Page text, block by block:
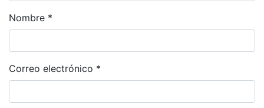
Nombre *
Correo electrónico *